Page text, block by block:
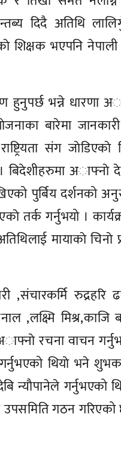
दिदै अतिथि
शिक्षक भएपनि नेपाली
हुनुपर्छ भन्ने धारणा
बारेमा
संग जाेडिएकाे
बिदेशीहरुमा अाफ्नाे
पुर्बिय दर्शनको
तर्क गर्नुभयो ।
मायाकाे चिनाे
,संचारकर्मि रुद्रहरि
,लक्ष्मि मिश्र,काजि
रचना वाचन
थियाे भने
न्याैपानेले गर्नुभएको
उपसमिति गठन